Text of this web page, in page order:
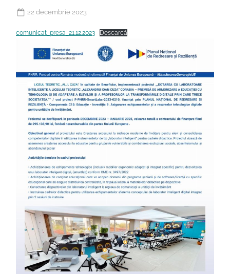
Posted
22 decembrie 2023
comunicat_presa_21.12.2023 Descarcă